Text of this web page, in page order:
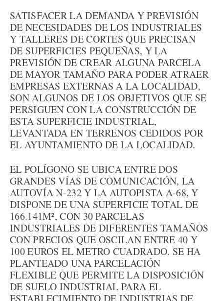
SATISFACER LA DEMANDA Y PREVISIÓN
DE NECESIDADES DE LOS INDUSTRIALES
Y TALLERES DE CORTES QUE PRECISAN
DE SUPERFICIES PEQUEÑAS, Y LA
PREVISIÓN DE CREAR ALGUNA PARCELA
DE MAYOR TAMAÑO PARA PODER ATRAER
EMPRESAS EXTERNAS A LA LOCALIDAD,
SON ALGUNOS DE LOS OBJETIVOS QUE SE
PERSIGUEN CON LA CONSTRUCCIÓN DE
ESTA SUPERFICIE INDUSTRIAL,
LEVANTADA EN TERRENOS CEDIDOS POR
EL AYUNTAMIENTO DE LA LOCALIDAD.
EL POLÍGONO SE UBICA ENTRE DOS
GRANDES VÍAS DE COMUNICACIÓN, LA
AUTOVÍA N-232 Y LA AUTOPISTA A-68, Y
DISPONE DE UNA SUPERFICIE TOTAL DE
166.141M², CON 30 PARCELAS
INDUSTRIALES DE DIFERENTES TAMAÑOS
CON PRECIOS QUE OSCILAN ENTRE 40 Y
100 EUROS EL METRO CUADRADO. SE HA
PLANTEADO UNA PARCELACIÓN
FLEXIBLE QUE PERMITE LA DISPOSICIÓN
DE SUELO INDUSTRIAL PARA EL
ESTABLECIMIENTO DE INDUSTRIAS DE